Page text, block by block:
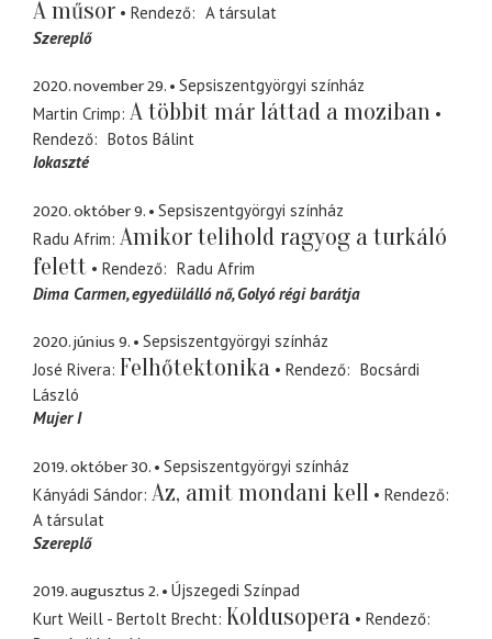
A műsor Rendező
A társulat
Szereplő
2020. november 29.
Sepsiszentgyörgyi színház
Martin Crimp A többit már láttad a moziban
Rendező
Botos Bálint
Iokaszté
2020. október 9.
Sepsiszentgyörgyi színház
Radu Afrim Amikor telihold ragyog a turkáló
felett
Rendező
Radu Afrim
Dima Carmen egyedülálló nő, Golyó régi barátja
2020. június 9.
Sepsiszentgyörgyi színház
José Rivera Felhőtektonika Rendező
Bocsárdi
László
Mujer I
2019. október 30.
Sepsiszentgyörgyi színház
Kányádi Sándor Az, amit mondani kell
Rendező
A társulat
Szereplő
2019. augusztus 2.
Újszegedi Színpad
Kurt Weill - Bertolt Brecht Koldusopera
Rendező